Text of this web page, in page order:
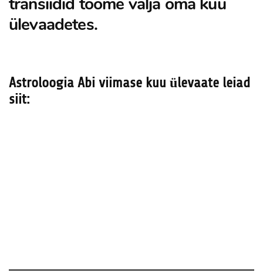
ülevaadetes.
Astroloogia Abi viimase kuu ülevaate leiad
siit: